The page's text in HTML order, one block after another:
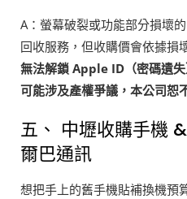
A：螢幕破裂或功能部分損壞
回收服務，但收購價會依據損
無法解鎖 Apple ID（密碼遺
可能涉及產權爭議，本公司恕
五、 中壢收購手機
爾巴通訊
想把手上的舊手機貼補換機預